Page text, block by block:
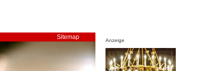
Sitemap Anzeige